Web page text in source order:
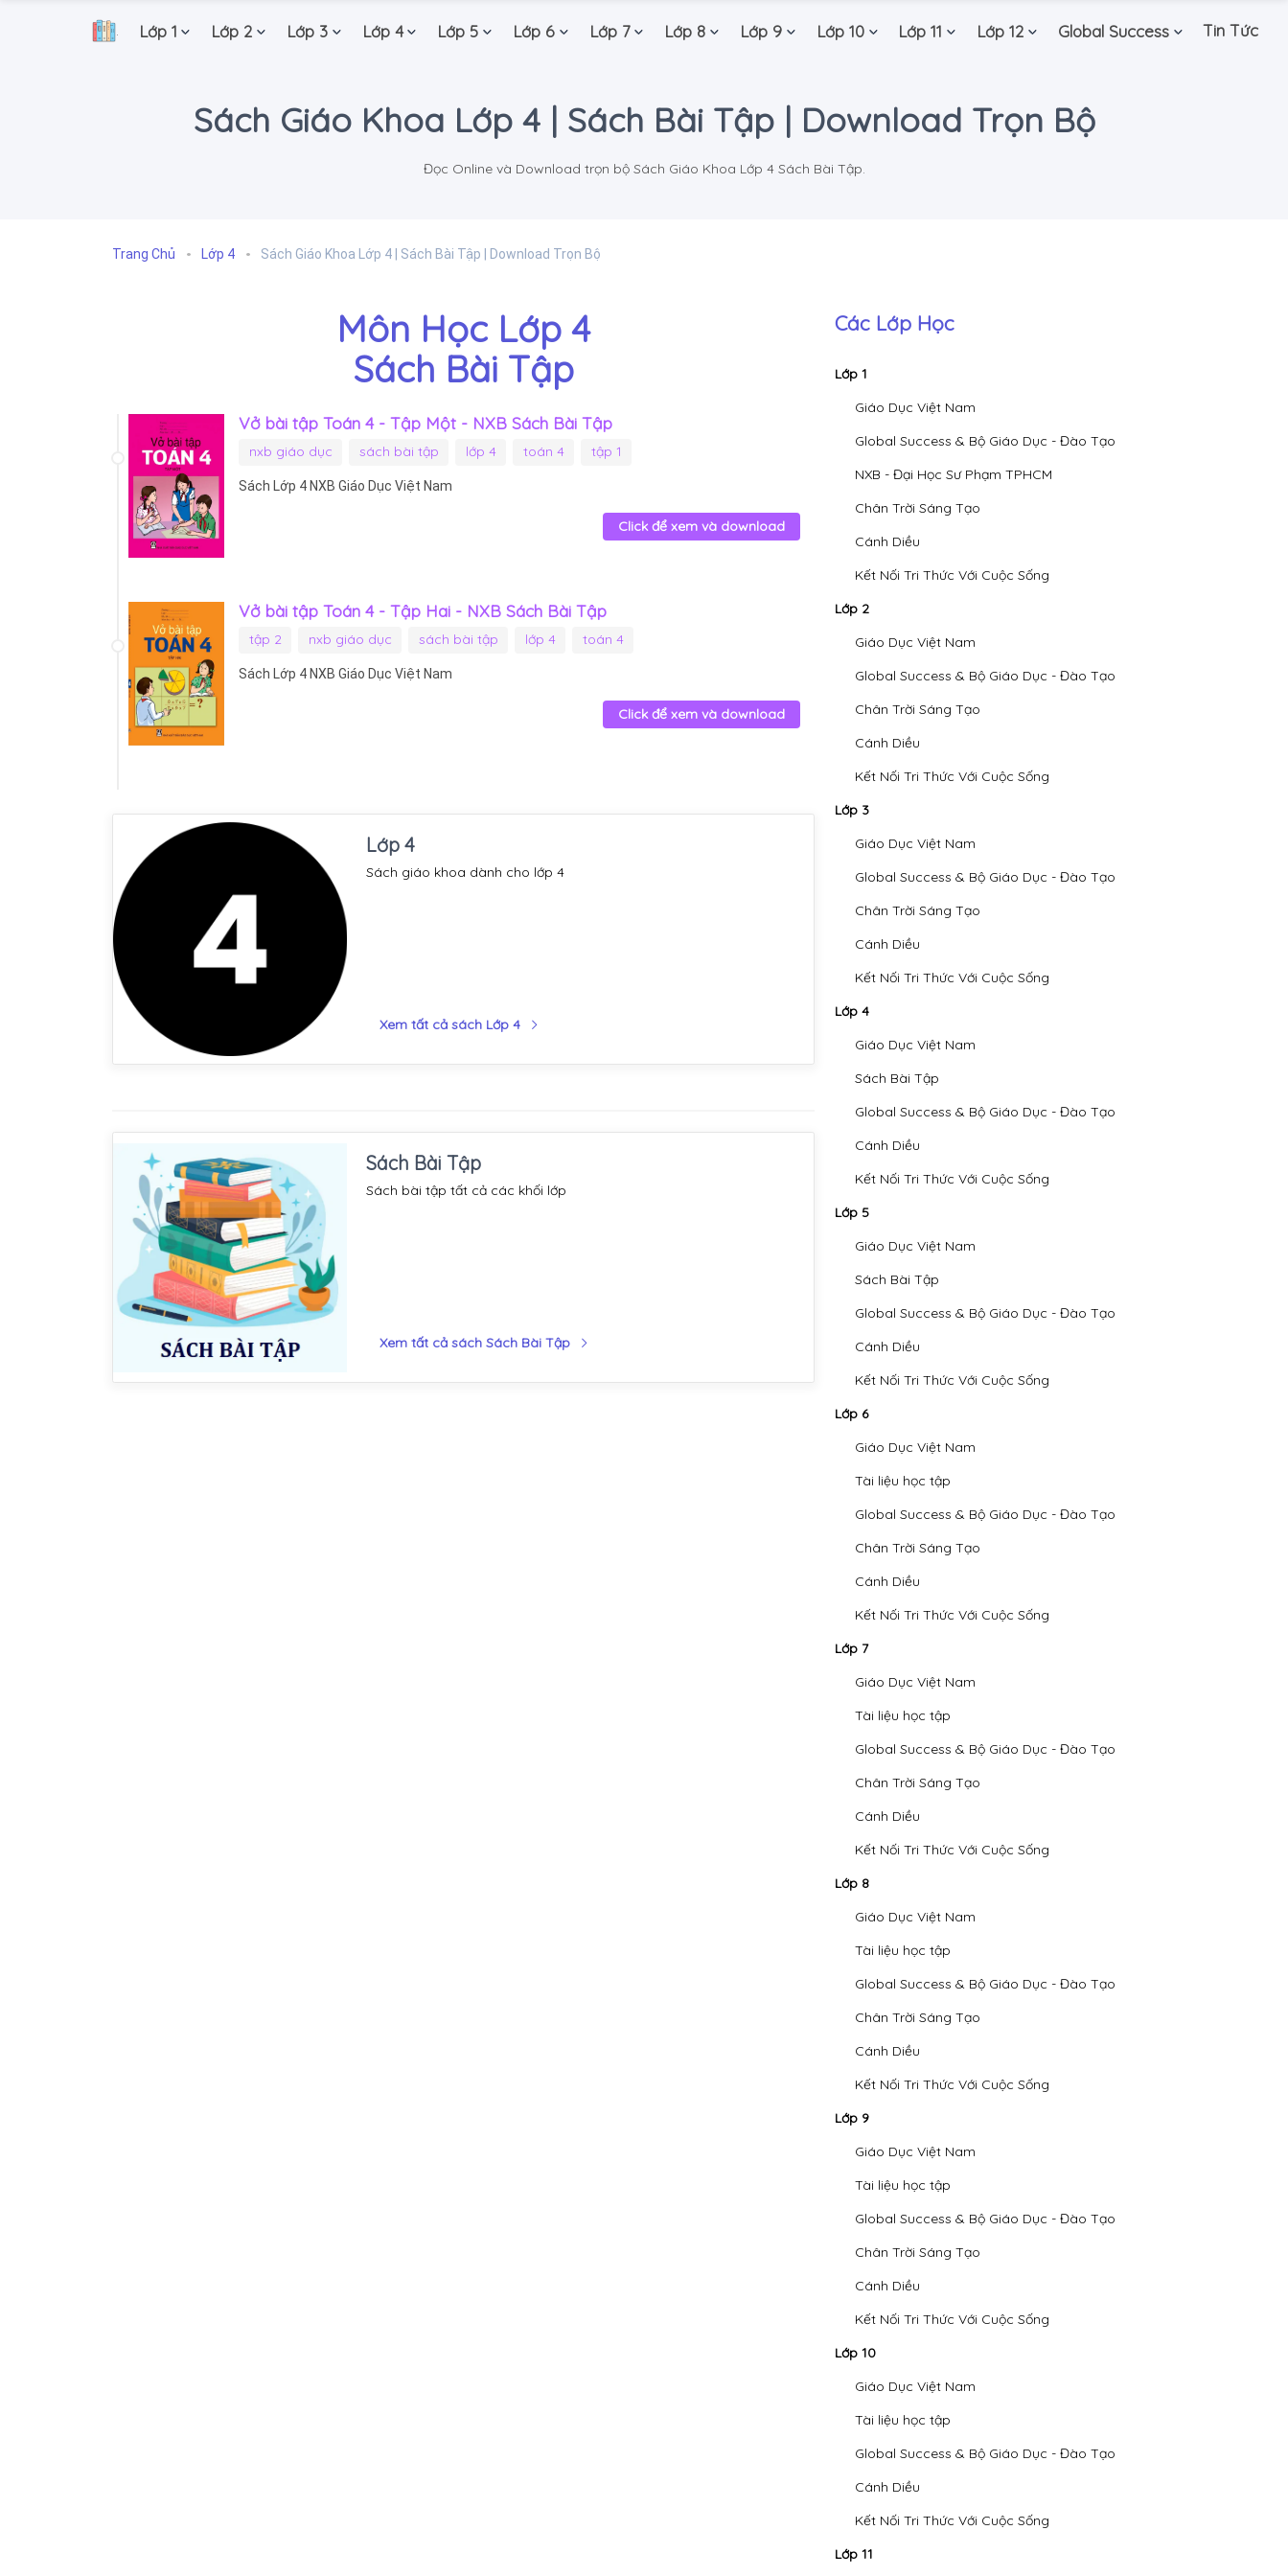
. Lớp 1 Lớp 2 Lớp 3 Lớp 4 Lớp 5 Lớp 6 Lớp 7 Lớp 8 Lớp 9 Lớp 10 Lớp 11 Lớp 12 Global Success Tin Tức
Sách Giáo Khoa Lớp 4 | Sách Bài Tập | Download Trọn Bộ
Đọc Online và Download trọn bộ Sách Giáo Khoa Lớp 4 Sách Bài Tập.
Trang Chủ Lớp 4 Sách Giáo Khoa Lớp 4 | Sách Bài Tập | Download Trọn Bộ
Môn Học Lớp 4
Sách Bài Tập
Vở bài tập Toán 4 - Tập Một - NXB Sách Bài Tập
nxb giáo dục sách bài tập lớp 4 toán 4 tập 1
Sách Lớp 4 NXB Giáo Dục Việt Nam
Click để xem và download
Vở bài tập Toán 4 - Tập Hai - NXB Sách Bài Tập
tập 2 nxb giáo dục sách bài tập lớp 4 toán 4
Sách Lớp 4 NXB Giáo Dục Việt Nam
Click để xem và download
Lớp 4
Sách giáo khoa dành cho lớp 4
Xem tất cả sách Lớp 4
Sách Bài Tập
Sách bài tập tất cả các khối lớp
Xem tất cả sách Sách Bài Tập
Các Lớp Học
Lớp 1
Giáo Dục Việt Nam
Global Success & Bộ Giáo Dục - Đào Tạo
NXB - Đại Học Sư Phạm TPHCM
Chân Trời Sáng Tạo
Cánh Diều
Kết Nối Tri Thức Với Cuộc Sống
Lớp 2
Giáo Dục Việt Nam
Global Success & Bộ Giáo Dục - Đào Tạo
Chân Trời Sáng Tạo
Cánh Diều
Kết Nối Tri Thức Với Cuộc Sống
Lớp 3
Giáo Dục Việt Nam
Global Success & Bộ Giáo Dục - Đào Tạo
Chân Trời Sáng Tạo
Cánh Diều
Kết Nối Tri Thức Với Cuộc Sống
Lớp 4
Giáo Dục Việt Nam
Sách Bài Tập
Global Success & Bộ Giáo Dục - Đào Tạo
Cánh Diều
Kết Nối Tri Thức Với Cuộc Sống
Lớp 5
Giáo Dục Việt Nam
Sách Bài Tập
Global Success & Bộ Giáo Dục - Đào Tạo
Cánh Diều
Kết Nối Tri Thức Với Cuộc Sống
Lớp 6
Giáo Dục Việt Nam
Tài liệu học tập
Global Success & Bộ Giáo Dục - Đào Tạo
Chân Trời Sáng Tạo
Cánh Diều
Kết Nối Tri Thức Với Cuộc Sống
Lớp 7
Giáo Dục Việt Nam
Tài liệu học tập
Global Success & Bộ Giáo Dục - Đào Tạo
Chân Trời Sáng Tạo
Cánh Diều
Kết Nối Tri Thức Với Cuộc Sống
Lớp 8
Giáo Dục Việt Nam
Tài liệu học tập
Global Success & Bộ Giáo Dục - Đào Tạo
Chân Trời Sáng Tạo
Cánh Diều
Kết Nối Tri Thức Với Cuộc Sống
Lớp 9
Giáo Dục Việt Nam
Tài liệu học tập
Global Success & Bộ Giáo Dục - Đào Tạo
Chân Trời Sáng Tạo
Cánh Diều
Kết Nối Tri Thức Với Cuộc Sống
Lớp 10
Giáo Dục Việt Nam
Tài liệu học tập
Global Success & Bộ Giáo Dục - Đào Tạo
Cánh Diều
Kết Nối Tri Thức Với Cuộc Sống
Lớp 11